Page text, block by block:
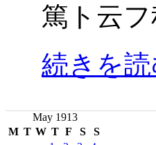
篤ト云
続きを読
May 1913
M T W T F S S